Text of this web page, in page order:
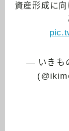
資産形成に
— いきも